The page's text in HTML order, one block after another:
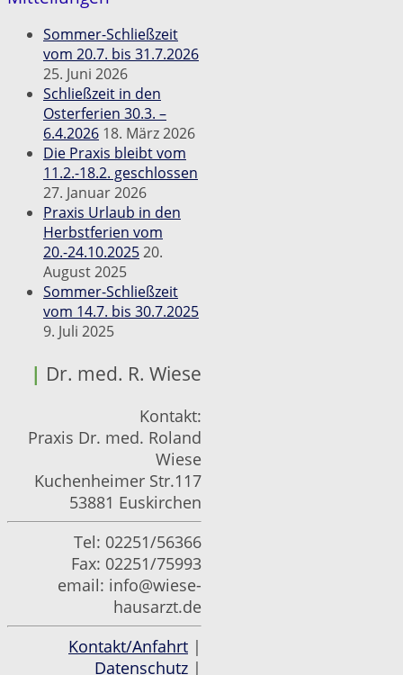
Sommer-Schließzeit
vom 20.7. bis 31.7.2026
25. Juni 2026
Schließzeit in den
Osterferien 30.3. –
6.4.2026 18. März 2026
Die Praxis bleibt vom
11.2.-18.2. geschlossen
27. Januar 2026
Praxis Urlaub in den
Herbstferien vom
20.-24.10.202520.
August 2025
Sommer-Schließzeit
vom 14.7. bis 30.7.2025
9. Juli 2025
| Dr. med. R. Wiese
Kontakt:
Praxis Dr. med. Roland
Wiese
Kuchenheimer Str.117
53881 Euskirchen
Tel: 02251/56366
Fax: 02251/75993
email: info@wiese-
hausarzt.de
Kontakt/Anfahrt |
Datenschutz |